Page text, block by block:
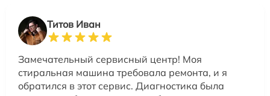
Титов Иван
Замечательный сервисный центр! Моя
стиральная машина требовала ремонта, и я
обратился в этот сервис. Диагностика была